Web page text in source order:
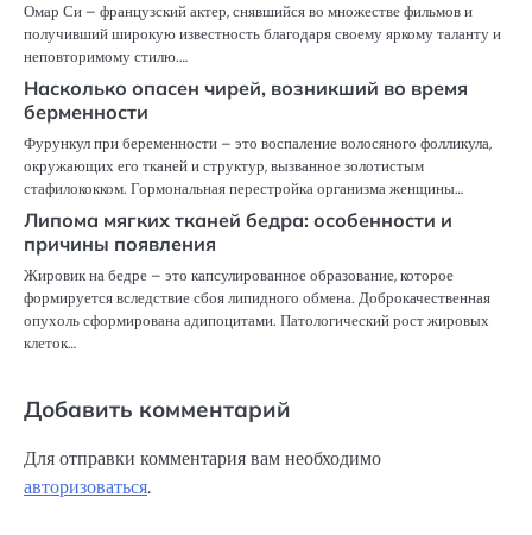
Омар Си – французский актер, снявшийся во множестве фильмов и
получивший широкую известность благодаря своему яркому таланту и
неповторимому стилю.…
Насколько опасен чирей, возникший во время
берменности
Фурункул при беременности – это воспаление волосяного фолликула,
окружающих его тканей и структур, вызванное золотистым
стафилококком. Гормональная перестройка организма женщины…
Липома мягких тканей бедра: особенности и
причины появления
Жировик на бедре – это капсулированное образование, которое
формируется вследствие сбоя липидного обмена. Доброкачественная
опухоль сформирована адипоцитами. Патологический рост жировых
клеток…
Добавить комментарий
Для отправки комментария вам необходимо
авторизоваться.